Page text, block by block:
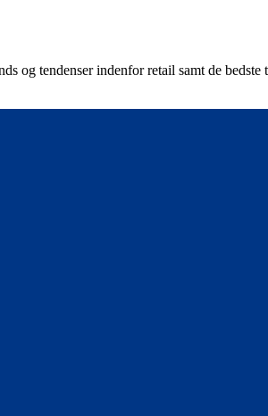
og tendenser indenfor retail samt de